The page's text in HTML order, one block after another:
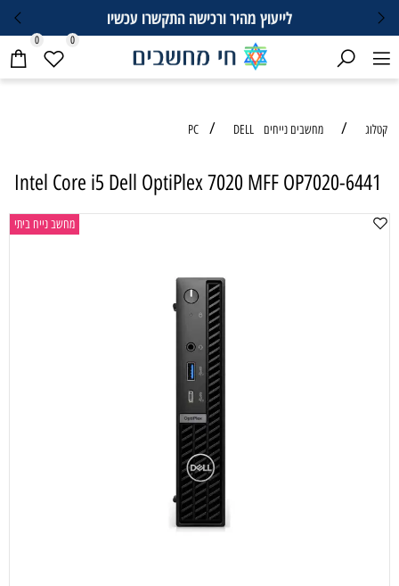
לייעוץ מהיר ורכישה התקשרו עכשיו
מחשבים נייחים PC DELL
Intel Core i5 Dell OptiPlex 7020 MFF OP7020-6441
מחשב נייח ביתי